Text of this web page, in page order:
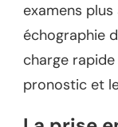
examens
échographie
charge
pronostic et